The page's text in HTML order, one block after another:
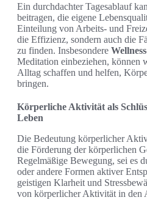
Ein durchdachter Tagesablauf
beitragen, die eigene
Einteilung von Arbeits- und
die Effizienz, sondern auch die
zu finden. Insbesondere
Meditation einbeziehen, können
Alltag schaffen und helfen,
bringen.
Körperliche Aktivität als
Leben
Die Bedeutung körperlicher
die Förderung der körperlichen
Regelmäßige Bewegung, sei es
oder andere Formen aktiver
geistigen Klarheit und
von körperlicher Aktivität in den